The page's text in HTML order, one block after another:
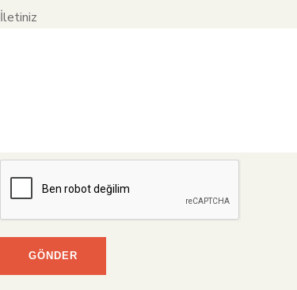
İletiniz